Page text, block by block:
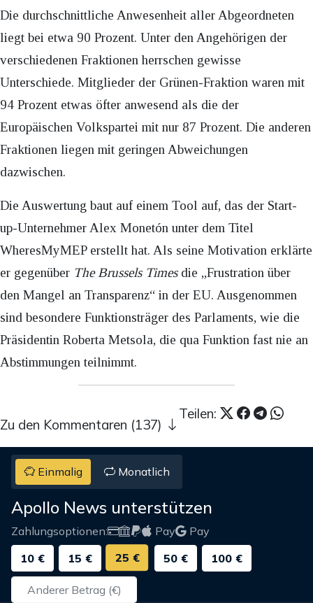
Die durchschnittliche Anwesenheit aller Abgeordneten
liegt bei etwa 90 Prozent. Unter den Angehörigen der
verschiedenen Fraktionen herrschen gewisse
Unterschiede. Mitglieder der Grünen-Fraktion waren mit
94 Prozent etwas öfter anwesend als die der
Europäischen Volkspartei mit nur 87 Prozent. Die anderen
Fraktionen liegen mit geringen Abweichungen
dazwischen.
Die Auswertung baut auf einem Tool auf, das der Start-
up-Unternehmer Alex Monetón unter dem Titel
WheresMyMEP erstellt hat. Als seine Motivation erklärte
er gegenüber The Brussels Timesdie „Frustration über
den Mangel an Transparenz“ in der EU. Ausgenommen
sind besondere Funktionsträger des Parlaments, wie die
Präsidentin Roberta Metsola, die qua Funktion fast nie an
Abstimmungen teilnimmt.
Teilen:
Zu den Kommentaren (137)
Einmalig Monatlich
Apollo News unterstützen
Zahlungsoptionen: Pay
Pay
10 €
15 € 25 € 50 € 100 €